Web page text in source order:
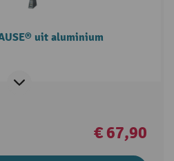
uit aluminium
€ 67,90